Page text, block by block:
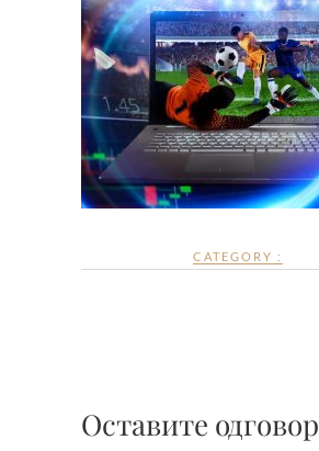
CATEGORY :
Оставите одговор